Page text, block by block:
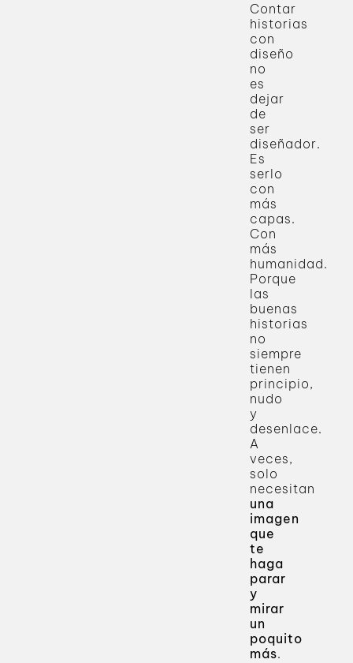
Contar
historias
con
diseño
no
es
dejar
de
ser
diseñador.
Es
serlo
con
más
capas.
Con
más
humanidad.
Porque
las
buenas
historias
no
siempre
tienen
principio,
nudo
y
desenlace.
A
veces,
solo
necesitan
una
imagen
que
te
haga
parar
y
mirar
un
poquito
más.